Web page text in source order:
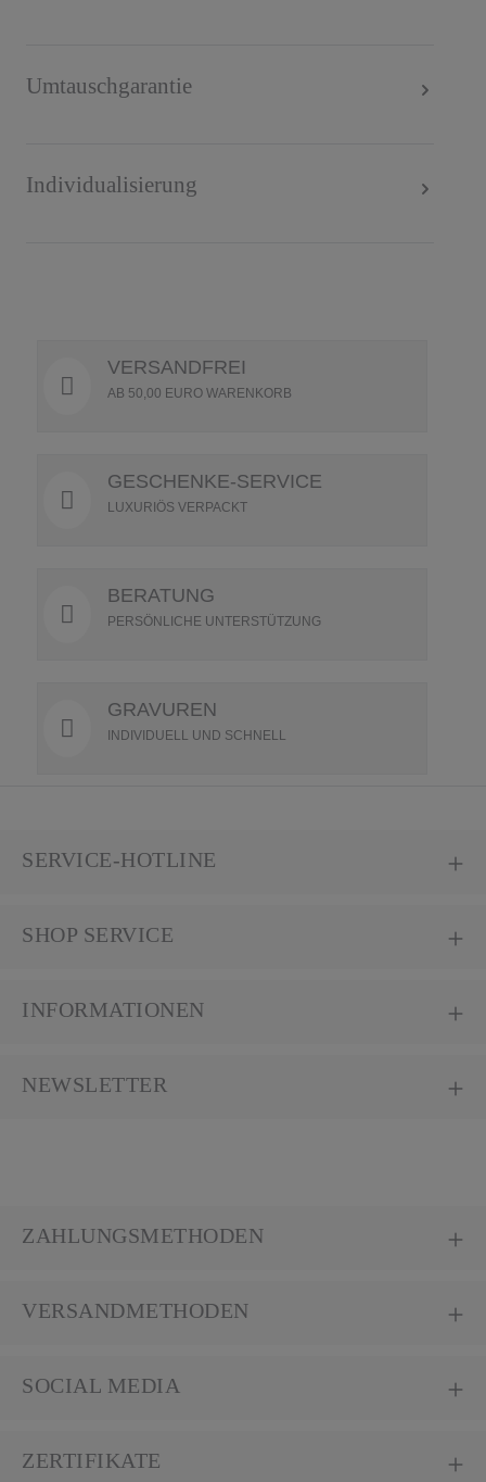
Umtauschgarantie
Individualisierung
VERSANDFREI
AB 50,00 EURO WARENKORB
GESCHENKE-SERVICE
LUXURIÖS VERPACKT
BERATUNG
PERSÖNLICHE UNTERSTÜTZUNG
GRAVUREN
INDIVIDUELL UND SCHNELL
SERVICE-HOTLINE
SHOP SERVICE
INFORMATIONEN
NEWSLETTER
ZAHLUNGSMETHODEN
VERSANDMETHODEN
SOCIAL MEDIA
ZERTIFIKATE